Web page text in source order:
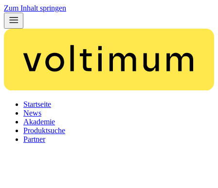
Zum Inhalt springen
Startseite
News
Akademie
Produktsuche
Partner